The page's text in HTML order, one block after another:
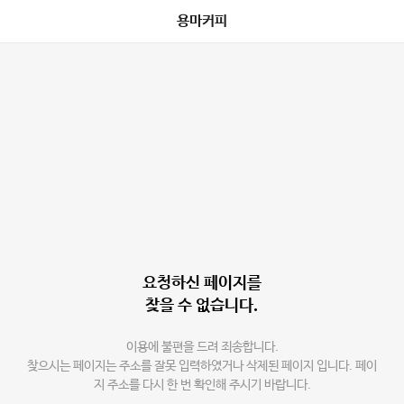
용마커피
요청하신 페이지를
찾을 수 없습니다.
이용에 불편을 드려 죄송합니다.
찾으시는 페이지는 주소를 잘못 입력하였거나 삭제된 페이지 입니다. 페이
지 주소를 다시 한 번 확인해 주시기 바랍니다.